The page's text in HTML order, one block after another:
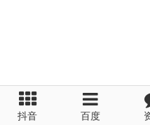
抖音 百度